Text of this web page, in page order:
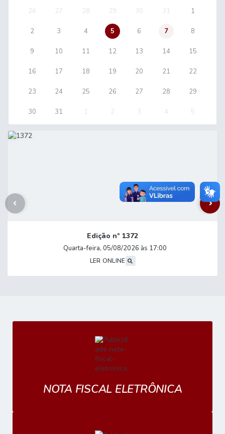
26 27 28 29 30 31 1
2 3 4 5 6 7 8
9 10 11 12 13 14 15
16 17 18 19 20 21 22
23 24 25 26 27 28 29
30 31 1 2 3 4 5
Edição nº 1372
Quarta-feira 05/08/2026 17:00
LER ONLINE
NOTA FISCAL ELETRÔNICA